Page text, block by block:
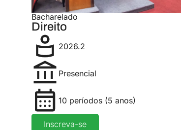
Bacharelado
Direito
2026.2
Presencial
10 períodos (5 anos)
Inscreva-se